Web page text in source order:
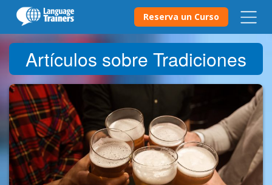
Reserva un Curso
Artículos sobre Tradiciones